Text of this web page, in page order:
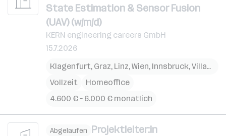
State Estimation & Sensor Fusion
(UAV) (w/m/d)
KERN engineering careers GmbH
15.7.2026
Klagenfurt, Graz, Linz,Wien, Innsbruck,Villach
Vollzeit
Homeoffice
4.600 € – 6.000 € monatlich
Abgelaufen Projektleiter:in